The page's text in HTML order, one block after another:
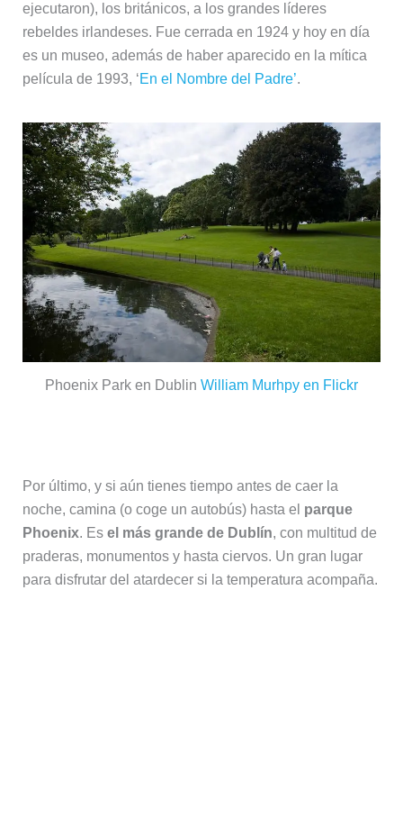
ejecutaron), los británicos, a los grandes líderes
rebeldes irlandeses. Fue cerrada en 1924 y hoy en día
es un museo, además de haber aparecido en la mítica
película de 1993, ‘En el Nombre del Padre’.
Phoenix Park en Dublin William Murhpy en Flickr
Por último, y si aún tienes tiempo antes de caer la
noche, camina (o coge un autobús) hasta el parque
Phoenix. Es el más grande de Dublín, con multitud de
praderas, monumentos y hasta ciervos. Un gran lugar
para disfrutar del atardecer si la temperatura acompaña.